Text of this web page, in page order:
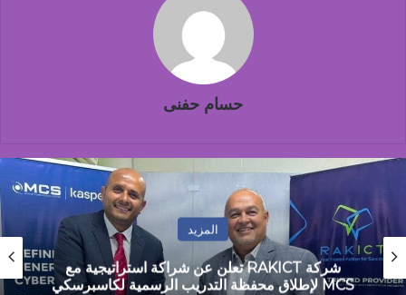
حسام حفنى
المزيد
مصطفى جمال: مصر تمر بمرحلة التحول من
الاستقرار المالي إلى مرحلة النمو القائم على الانتاج